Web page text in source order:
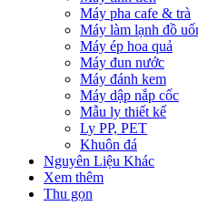
Máy pha cafe & trà
Máy làm lạnh đồ
Máy ép hoa quả
Máy đun nước
Máy đánh kem
Máy dập nắp cốc
Mẫu ly thiết kế
Ly PP, PET
Khuôn đá
Nguyên Liệu Khác
Xem thêm
Thu gọn